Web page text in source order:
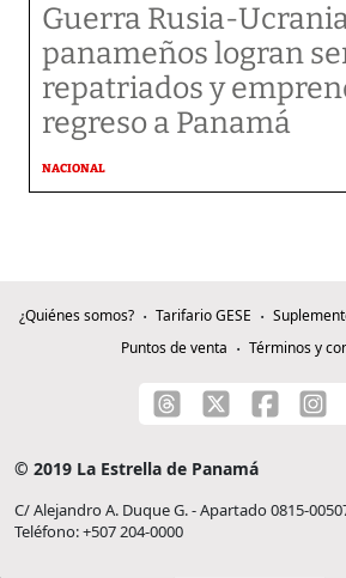
Guerra Rusia-
panameños logran
repatriados y
regreso a Panamá
NACIONAL
¿Quiénes somos? Tarifario GESE
Puntos de venta
Términos y
© 2019 La Estrella de Panamá
C/ Alejandro A. Duque G. - Apartado 0815-
Teléfono: +507 204-0000